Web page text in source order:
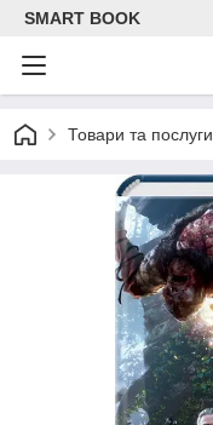
SMART BOOK
Товари та послуги